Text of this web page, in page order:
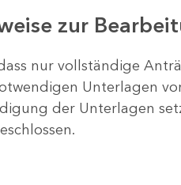
zur
nur vollständige
Unterlagen
der Unterlagen